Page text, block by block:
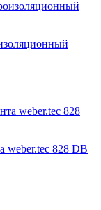
weber.tec 828 DB